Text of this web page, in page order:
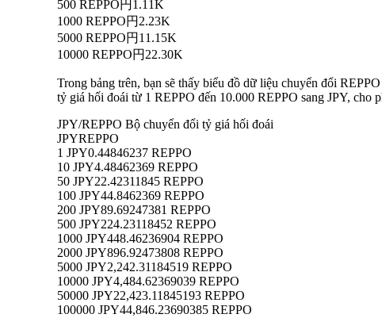
500 REPPO円1.11K
1000 REPPO円2.23K
5000 REPPO円11.15K
10000 REPPO円22.30K
Trong bảng trên, bạn sẽ thấy biểu đồ dữ liệu chuyển đổi
tỷ giá hối đoái từ 1 REPPO đến 10.000 REPPO sang JPY, cho
JPY/REPPO Bộ chuyển đổi tỷ giá hối đoái
JPYREPPO
1 JPY0.44846237 REPPO
10 JPY4.48462369 REPPO
50 JPY22.42311845 REPPO
100 JPY44.8462369 REPPO
200 JPY89.69247381 REPPO
500 JPY224.23118452 REPPO
1000 JPY448.46236904 REPPO
2000 JPY896.92473808 REPPO
5000 JPY2,242.31184519 REPPO
10000 JPY4,484.62369039 REPPO
50000 JPY22,423.11845193 REPPO
100000 JPY44,846.23690385 REPPO